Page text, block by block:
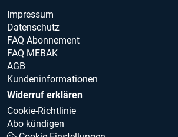
Impressum
Datenschutz
FAQ Abonnement
FAQ MEBAK
AGB
Kundeninformationen
Widerruf erklären
Cookie-Richtlinie
Abo kündigen